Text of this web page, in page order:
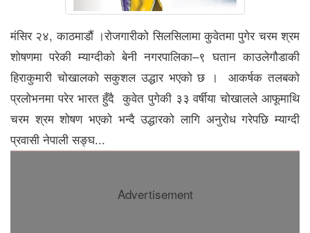
मंसिर २४, काठमाडौं ।रोजगारीको सिलसिलामा कुवेतमा पुगेर चरम श्रम
शोषणमा परेकी म्याग्दीको बेनी नगरपालिका–९ घतान काउलेगौडाकी
हिराकुमारी चोखालको सकुशल उद्धार भएको छ । आकर्षक तलबको
प्रलोभनमा परेर भारत हुँदै कुवेत पुगेकी ३३ वर्षीया चोखालले आफूमाथि
चरम श्रम शोषण भएको भन्दै उद्धारको लागि अनुरोध गरेपछि म्याग्दी
प्रवासी नेपाली सङ्घ...
Advertisement